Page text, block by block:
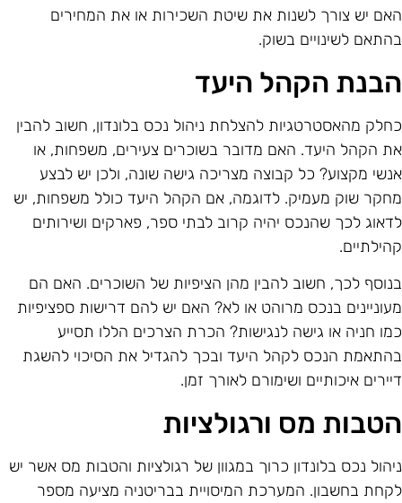
יש צורך לשנות את שיטת השכירות או את המחירים
לשינויים בשוק.
הקהל היעד
מהאסטרטגיות להצלחת ניהול נכס בלונדון, חשוב להבין
הקהל היעד. האם מדובר בשוכרים צעירים, משפחות, או
מקצוע? כל קבוצה מצריכה גישה שונה, ולכן יש לבצע
שוק מעמיק. לדוגמה, אם הקהל היעד כולל משפחות, יש
לכך שהנכס יהיה קרוב לבתי ספר, פארקים ושירותים
לכך, חשוב להבין מהן הציפיות של השוכרים. האם הם
בנכס מרוהט או לא? האם יש להם דרישות ספציפיות
חניה או גישה לנגישות? הכרת הצרכים הללו תסייע
הנכס לקהל היעד ובכך להגדיל את הסיכוי להשגת
איכותיים ושימורם לאורך זמן.
מס ורגולציות
נכס בלונדון כרוך במגוון של רגולציות והטבות מס אשר יש
בחשבון. המערכת המיסויית בבריטניה מציעה מספר